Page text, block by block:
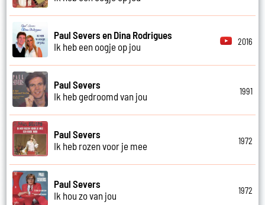
Paul Severs en Dina Rodrigues
Ik heb een oogje op jou
2016
Paul Severs
Ik heb gedroomd van jou
1991
Paul Severs
Ik heb rozen voor je mee
1972
Paul Severs
Ik hou zo van jou
1972